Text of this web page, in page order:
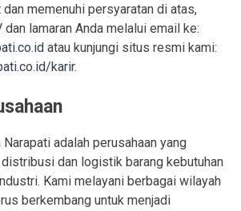
memenuhi persyaratan di atas,
lamaran Anda melalui email ke:
atau kunjungi situs resmi kami:
karir.
Narapati adalah perusahaan yang
dan logistik barang kebutuhan
Kami melayani berbagai wilayah
berkembang untuk menjadi